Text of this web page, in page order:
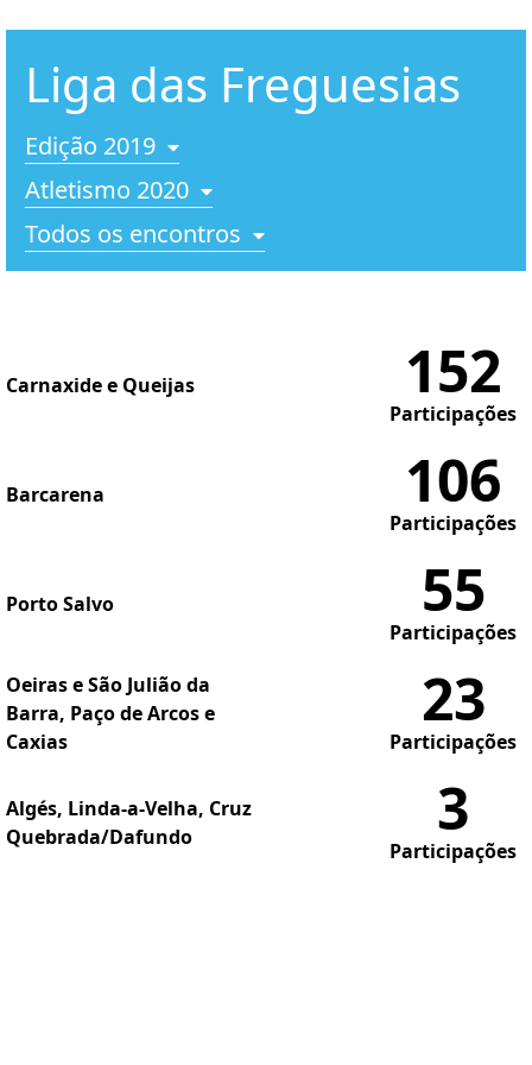
Liga das Freguesias
Edição 2019
Atletismo 2020
Todos os encontros
Carnaxide e Queijas 152
Participações
Barcarena 106
Participações
Porto Salvo 55
Participações
Oeiras e São Julião da
Barra, Paço de Arcos e
Caxias
23
Participações
Algés, Linda-a-Velha, Cruz
Quebrada/Dafundo
3
Participações